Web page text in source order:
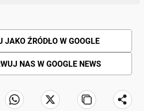
JAKO ŹRÓDŁO W GOOGLE
NAS W GOOGLE NEWS